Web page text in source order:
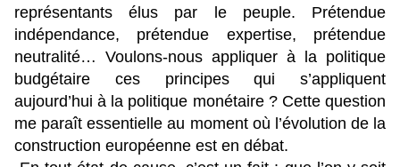
représentants élus par le peuple. Prétendue
indépendance, prétendue expertise, prétendue
neutralité… Voulons-nous appliquer à la politique
budgétaire ces principes qui s’appliquent
aujourd’hui à la politique monétaire ? Cette question
me paraît essentielle au moment où l’évolution de la
construction européenne est en débat.